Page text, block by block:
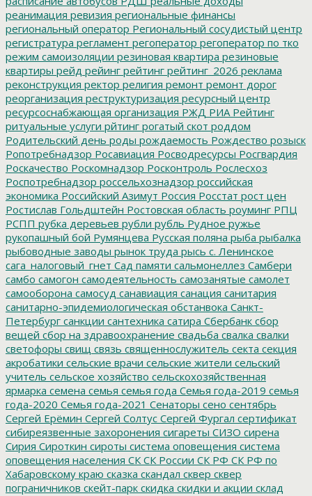
реанимация ревизия региональные финансы
региональный оператор Региональный сосудистый центр
регистратура регламент регоператор регоператор по тко
режим самоизоляции резиновая квартира резиновые
квартиры рейд рейинг рейтинг рейтинг_2026 реклама
реконструкция ректор религия ремонт ремонт дорог
реорганизация реструктуризация ресурсный центр
ресурсоснабжающая организация РЖД РИА Рейтинг
ритуальные услуги рйтинг рогатый скот роддом
Родительский день роды рождаемость Рождество розыск
Ропотребнадзор Росавиация Росводресурсы Росгвардия
Роскачество Роскомнадзор Росконтроль Рослесхоз
Роспотребнадзор россельхознадзор российская
экономика Российский Азимут Россия Росстат рост цен
Ростислав Гольдштейн Ростовская область роуминг РПЦ
РСПП рубка деревьев рубли рубль Рудное ружье
рукопашный бой Румянцева Русская поляна рыба рыбалка
рыбоводные заводы рынок труда рысь с. Ленинское
сага_налоговый_гнет Сад памяти сальмонеллез Самбери
самбо самогон самодеятельность самозанятые самолет
самооборона самосуд санавиация санация санитария
санитарно-эпидемиологическая обстанвока Санкт-
Петербург санкции сантехника сатира Сбербанк сбор
вещей сбор на здравоохранение свадьба свалка свалки
светофоры свищ связь священнослужитель секта секция
акробатики сельские врачи сельские жители сельский
учитель сельское хозяйство сельскохозяйственная
ярмарка семена семья семья года Семья года-2019 семья
года-2020 Семья года-2021 Сенаторы сено сентябрь
Сергей Ерёмин Сергей Солтус Сергей Фургал сертификат
сибиреязвенные захоронения сигареты СИЗО сирена
Сирия Сироткин сироты система оповещения система
оповещения населения СК СК России СК РФ СК РФ по
Хабаровскому краю сказка скандал сквер сквер
пограничников скейт-парк скидка скидки и акции склад